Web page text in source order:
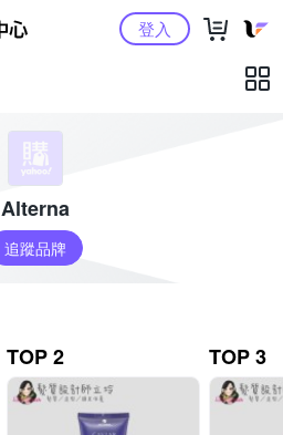
Yahoo購物中心登入
Alterna
追蹤品牌
TOP 2 TOP 3